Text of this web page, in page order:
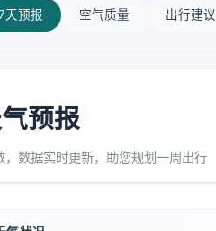
天预报 空气质量 出行建议
预报
数据实时更新，助您规划一周出行